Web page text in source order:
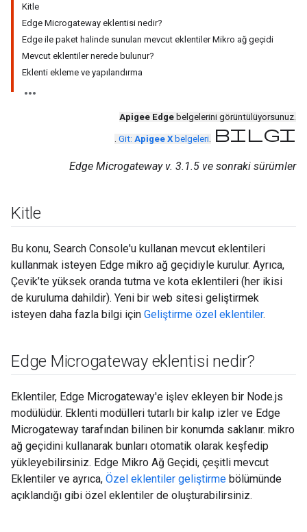
Kitle
Edge Microgateway eklentisi nedir?
Edge ile paket halinde sunulan mevcut eklentiler Mikro ağ geçidi
Mevcut eklentiler nerede bulunur?
Eklenti ekleme ve yapılandırma
Apigee Edge belgelerini görüntülüyorsunuz.
. Git: Apigee X belgeleri. bilgi
Edge Microgateway v. 3.1.5 ve sonraki sürümler
Kitle
Bu konu, Search Console'u kullanan mevcut eklentileri
kullanmak isteyen Edge mikro ağ geçidiyle kurulur. Ayrıca,
Çevik’te yüksek oranda tutma ve kota eklentileri (her ikisi
de kuruluma dahildir). Yeni bir web sitesi geliştirmek
isteyen daha fazla bilgi için Geliştirme özel eklentiler.
Edge Microgateway eklentisi nedir?
Eklentiler, Edge Microgateway'e işlev ekleyen bir Node.js
modülüdür. Eklenti modülleri tutarlı bir kalıp izler ve Edge
Microgateway tarafından bilinen bir konumda saklanır. mikro
ağ geçidini kullanarak bunları otomatik olarak keşfedip
yükleyebilirsiniz. Edge Mikro Ağ Geçidi, çeşitli mevcut
Eklentiler ve ayrıca, Özel eklentiler geliştirme bölümünde
açıklandığı gibi özel eklentiler de oluşturabilirsiniz.